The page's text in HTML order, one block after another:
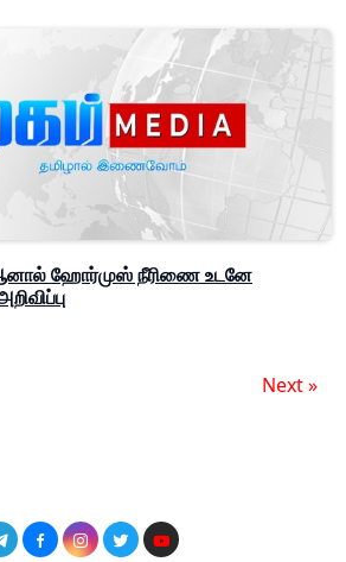
ஹோர்முஸ் நீரிணை உடனே
Next »